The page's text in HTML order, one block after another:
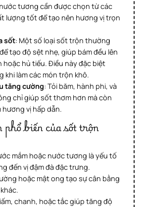
tương cần được chọn từ các
lượng tốt để tạo nên hương vị trọn
sốt: Một số loại sốt trộn thường
tạo độ sệt nhẹ, giúp bám đều lên
hoặc hủ tiếu. Điều này đặc biệt
khi làm các món trộn khô.
tăng cường: Tỏi băm, hành phi, và
chỉ giúp sốt thơm hơn mà còn
vị hấp dẫn.
biến của sốt trộn
mắm hoặc nước tương là yếu tố
đến vị đậm đà đặc trưng.
hoặc mật ong tạo sự cân bằng
chanh, hoặc tắc giúp tăng độ